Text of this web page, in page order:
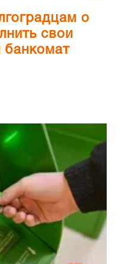
о
свои
банкомат